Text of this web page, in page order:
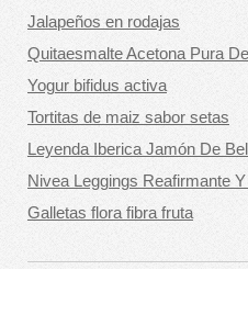
Jalapeños en rodajas
Quitaesmalte Acetona Pura
Yogur bifidus activa
Tortitas de maiz sabor setas
Leyenda Iberica Jamón De
Nivea Leggings Reafirmante
Galletas flora fibra fruta